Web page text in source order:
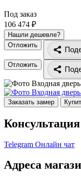
Под заказ
106 474 ₽
Нашли дешевле?
Отложить
Отложить
Заказать замер
Консультация
Telegram Онлайн чат
Адреса